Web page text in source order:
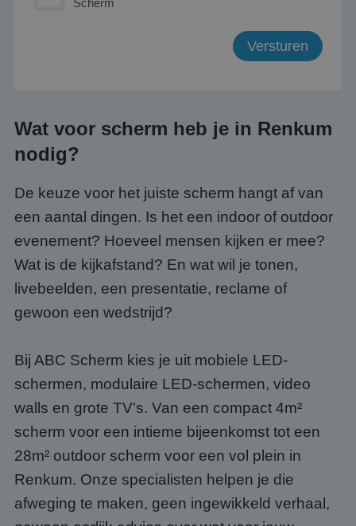
Scherm
Wat voor scherm heb je in Renkum
nodig?
De keuze voor het juiste scherm hangt af van
een aantal dingen. Is het een indoor of outdoor
evenement? Hoeveel mensen kijken er mee?
Wat is de kijkafstand? En wat wil je tonen,
livebeelden, een presentatie, reclame of
gewoon een wedstrijd?
Bij ABC Scherm kies je uit mobiele LED-
schermen, modulaire LED-schermen, video
walls en grote TV's. Van een compact 4m²
scherm voor een intieme bijeenkomst tot een
28m² outdoor scherm voor een vol plein in
Renkum. Onze specialisten helpen je die
afweging te maken, geen ingewikkeld verhaal,